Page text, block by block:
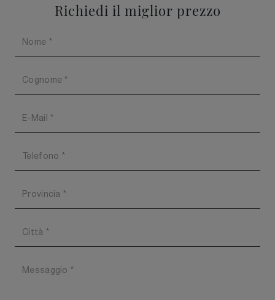
Richiedi il miglior prezzo